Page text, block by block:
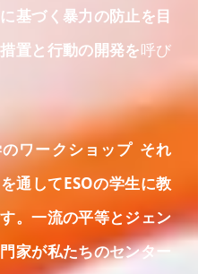
基づく暴力の防止を目
置と行動の開発を呼び
ワークショップ それ
通してESOの学生に教
。一流の平等とジェン
家が私たちのセンター